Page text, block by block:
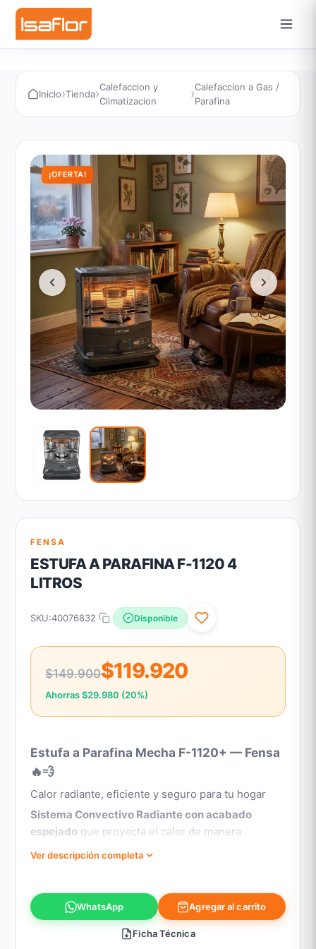
Inicio›Tienda›Calefaccion y
Climatizacion
›Calefaccion a Gas /
Parafina
¡OFERTA!
FENSA
ESTUFA A PARAFINA F-1120 4
LITROS
SKU:40076832 Disponible
$149.900$119.920
Ahorras $29.980 (20%)
Estufa a Parafina Mecha F-1120+ — Fensa
🔥💨
Calor radiante, eficiente y seguro para tu hogar
Sistema Convectivo Radiante con acabado
espejado que proyecta el calor de manera
uniforme. Ideal para departamentos, dormitorios,
oficinas o ambientes pequeños hasta
volcamiento e indicador de combustible para
controlar el nivel de parafina.
Autonomía prolongada:Con capacidad de
Ver descripción completa
WhatsApp Agregar al carrito
Ficha Técnica